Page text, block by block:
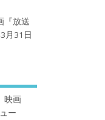
『放送
月31日
映画
ー